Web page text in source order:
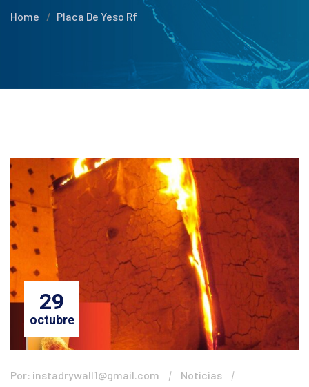
Home Placa De Yeso Rf
29
octubre
Por: instadrywall1@gmail.com
Noticias